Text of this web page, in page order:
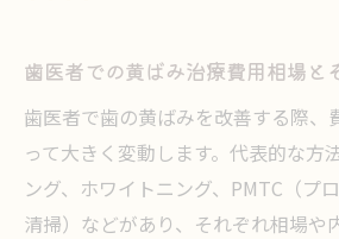
歯医者での黄ばみ治療費用相場と
歯医者で歯の黄ばみを改善する際、
って大きく変動します。代表的な方
ング、ホワイトニング、PMTC（プ
清掃）などがあり、それぞれ相場や